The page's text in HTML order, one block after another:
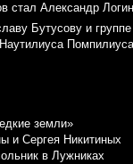
стал Александр
Бутусову и
земли»
и Сергея Никитиных
в Лужниках